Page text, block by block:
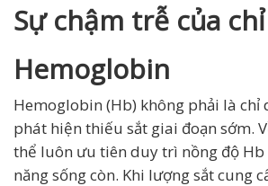
Sự chậm trễ của
Hemoglobin
Hemoglobin (Hb) không phải là chỉ
phát hiện thiếu sắt giai đoạn sớm.
thể luôn ưu tiên duy trì nồng độ Hb
năng sống còn. Khi lượng sắt cung